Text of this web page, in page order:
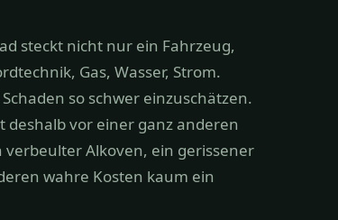
steckt nicht nur ein Fahrzeug,
Gas, Wasser, Strom.
so schwer einzuschätzen.
deshalb vor einer ganz anderen
verbeulter Alkoven, ein gerissener
wahre Kosten kaum ein